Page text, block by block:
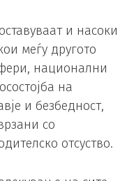
и насоки
меѓу другото
национални
на
и безбедност,
со
отсуство.